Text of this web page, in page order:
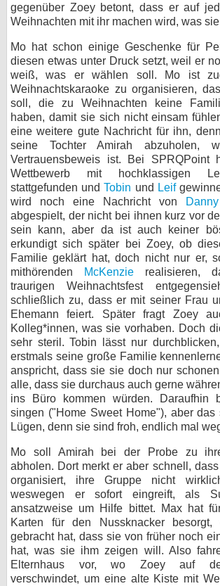
gegenüber Zoey betont, dass er auf
Weihnachten mit ihr machen wird, was
Mo hat schon einige Geschenke für
diesen etwas unter Druck setzt, weil er
weiß, was er wählen soll. Mo ist
Weihnachtskaraoke zu organisieren,
soll, die zu Weihnachten keine
haben, damit sie sich nicht einsam
eine weitere gute Nachricht für ihn,
seine Tochter Amirah abzuholen,
Vertrauensbeweis ist. Bei SPRQPoint
Wettbewerb mit hochklassigen
stattgefunden undTobin und Leif
wird noch eine Nachricht von
abgespielt, der nicht bei ihnen kurz vor
sein kann, aber da ist auch keiner
erkundigt sich später bei Zoey, ob
Familie geklärt hat, doch nicht nur er,
mithörenden
McKenzie realisieren,
traurigen Weihnachtsfest
schließlich zu, dass er mit seiner Frau
Ehemann feiert. Später fragt Zoey
Kolleg*innen, was sie vorhaben. Doch
sehr steril. Tobin lässt nur
erstmals seine große Familie
anspricht, dass sie sie doch nur
alle, dass sie durchaus auch gerne
ins Büro kommen würden. Daraufhin
singen ("Home Sweet Home"), aber das
Lügen, denn sie sind froh, endlich mal
Mo soll Amirah bei der Probe zu
abholen. Dort merkt er aber schnell,
organisiert, ihre Gruppe nicht
weswegen er sofort eingreift, als
ansatzweise um Hilfe bittet. Max hat
Karten für den Nussknacker
gebracht hat, dass sie von früher noch
hat, was sie ihm zeigen will. Also
Elternhaus vor, wo Zoey auf
verschwindet, um eine alte Kiste mit